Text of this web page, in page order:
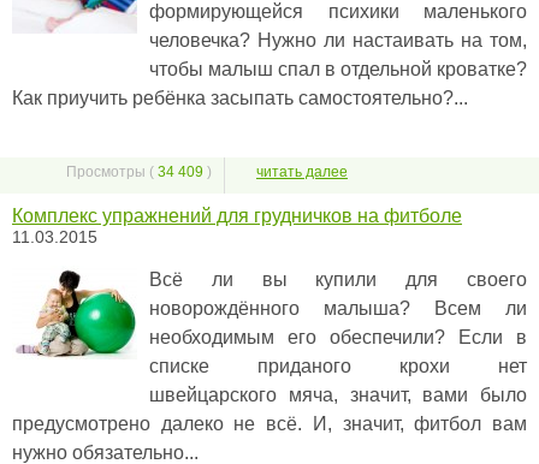
формирующейся психики маленького
человечка? Нужно ли настаивать на том,
чтобы малыш спал в отдельной кроватке?
Как приучить ребёнка засыпать самостоятельно?...
Просмотры ( 34 409 ) читать далее
Комплекс упражнений для грудничков на фитболе
11.03.2015
Всё ли вы купили для своего
новорождённого малыша? Всем ли
необходимым его обеспечили? Если в
списке приданого крохи нет
швейцарского мяча, значит, вами было
предусмотрено далеко не всё. И, значит, фитбол вам
нужно обязательно...